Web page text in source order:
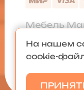
Мебель
Политика
Карта
На нашем
cookie-